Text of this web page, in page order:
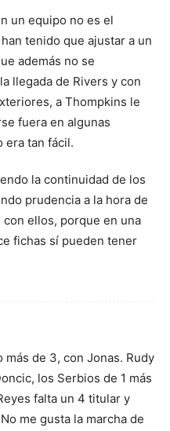
un equipo no es el
tenido que ajustar a un
además no se
llegada de Rivers y con
a Thompkins le
fuera en algunas
era tan fácil.
la continuidad de los
prudencia a la hora de
ellos, porque en una
fichas sí pueden tener
más de 3, con Jonas. Rudy
los Serbios de 1 más
falta un 4 titular y
me gusta la marcha de